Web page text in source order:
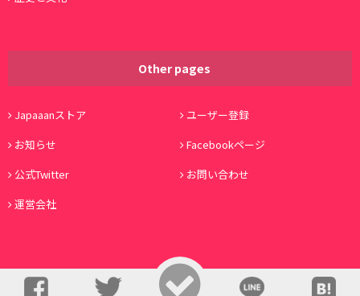
Other pages
Japaaanストア
ユーザー登録
お知らせ
Facebookページ
公式Twitter
お問い合わせ
運営会社
© Copyright 2016, Japaaan All Rights Reserved. 運営: 株式会社ワノコト